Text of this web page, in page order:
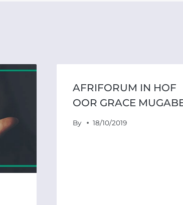
AFRIFORUM IN HOF
OOR GRACE
By 18/10/2019